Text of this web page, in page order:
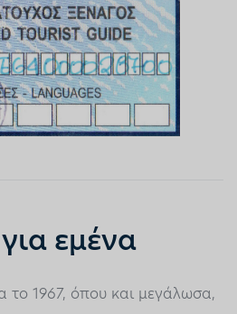
εμένα
το 1967, όπου και μεγάλωσα,